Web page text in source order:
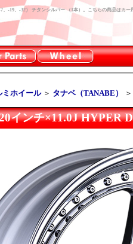
、-19、-32） チタンシルバー （1本）。こちらの商品はカ
ミホイール＞ タナベ（TANABE）
インチ×11.0J HYPER